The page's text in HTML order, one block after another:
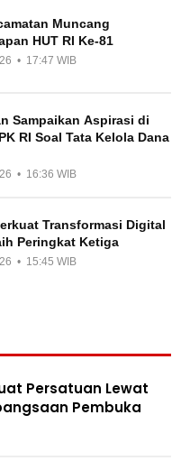
Muncang
HUT RI Ke-81
• 17:47 WIB
Sampaikan Aspirasi di
RI Soal Tata Kelola Dana
• 16:36 WIB
Transformasi Digital
Peringkat Ketiga
• 15:45 WIB
Persatuan Lewat
Pembuka